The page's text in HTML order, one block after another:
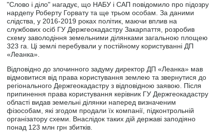
"Слово і діло" нагадує, що НАБУ і САП повідомило про підозру
нардепу Роберту Горвату та ще трьом особам. За даними
слідства, у 2016-2019 роках політик, маючи вплив на
службових осіб ГУ Держгеокадастру Закарпаття, розробив
схему заволодіння земельними ділянками загальною площею
323 га. Ці землі перебували у постійному користуванні ДП
«Леанка».
Відповідно до злочинного задуму директор ДП «Леанка» мав
відмовитися від права користування землею та звернутися до
регіонального Держгеокадастру з відповідною заявою. Після
припинення права користування керівник ГУ Держгеокадастру
області видав земельні ділянки наперед визначеним
фізособам, які згодом продали їх компанії, підконтрольній
організатору схеми. Внаслідок таких дій державі заподіяно
понад 123 млн грн збитків.